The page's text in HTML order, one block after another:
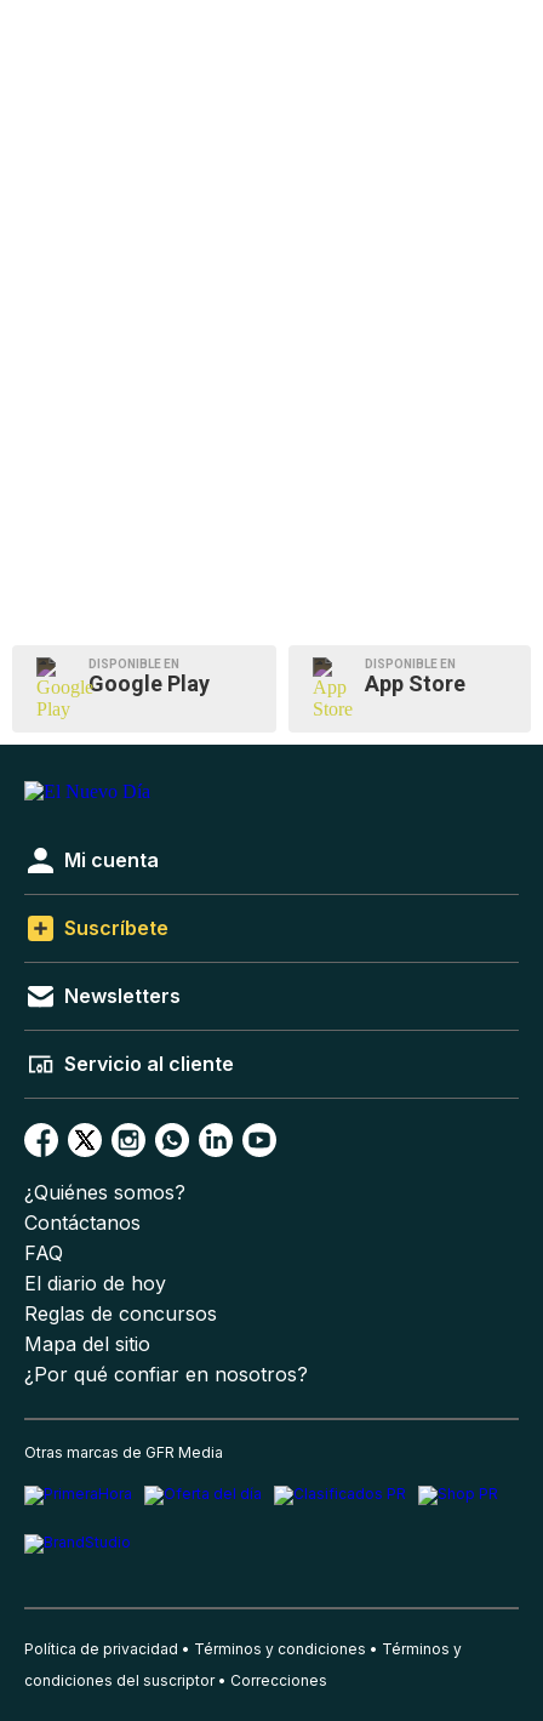
DISPONIBLE EN
Google Play
DISPONIBLE EN
App Store
Mi cuenta
Suscríbete
Newsletters
Servicio al cliente
¿Quiénes somos?
Contáctanos
FAQ
El diario de hoy
Reglas de concursos
Mapa del sitio
¿Por qué confiar en nosotros?
Otras marcas de GFR Media
Política de privacidad Términos y condiciones
Términos y
condiciones del suscriptor
Correcciones